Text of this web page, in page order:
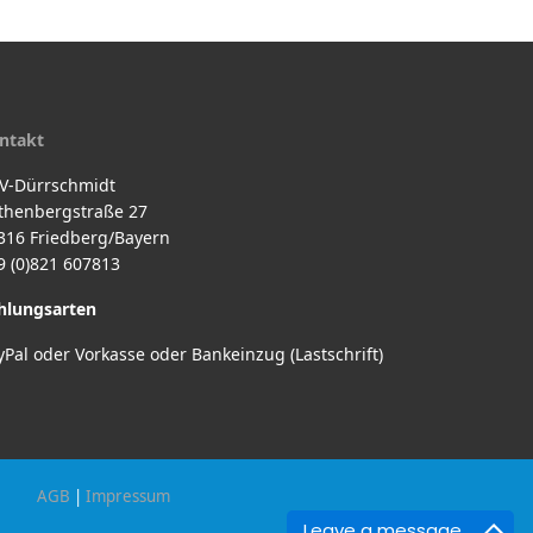
Dürrschmidt
27
Friedberg/Bayern
(0)821 607813
oder Vorkasse oder Bankeinzug (Lastschrift)
AGB | Impressum